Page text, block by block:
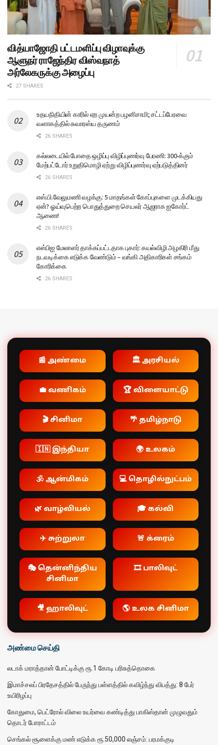
வித்யாஜோதி பட்டமளிப்பு விழாவுக்கு
ஆளுநர் ராஜேந்திர விஸ்வநாத்
அர்லேகருக்கு அழைப்பு
27 SHARES
உதயநிதியின் காரில் ஏற முயன்ற பழனிசாமி; சட்டப்பேரவை
வளாகத்தில் சுவாரஸ்ய தருணம்
26 SHARES
கல்லடையில் போதை ஒழிப்பு விழிப்புணர்வு பேரணி: 300-க்கும்
மேற்பட்டோர் உறுதிமொழி ஏற்று விழிப்புணர்வு ஏற்படுத்தினர்
26 SHARES
எஸ்.பி.வேலுமணி வழக்கு: 5 மாதங்கள் கோப்புகளை முடக்கியது
ஏன்? ஓய்வுபெற்ற பொதுத்துறை செயலர் ஆஜராக ஐகோர்ட்
ஆணை!
26 SHARES
எஸ்பிஐ மேலாளர் தாக்கப்பட்டதாக புகார்: கயல்விழி அழகிரி மீது
நடவடிக்கை எடுக்க வேண்டும் – வங்கி அதிகாரிகள் சங்கம்
கோரிக்கை
26 SHARES
📰 அண்மை 🏛️ அரசியல்
💼 வணிகம் 🏆 விளையாட்டு
🎬 சினிமா 🌴 தமிழ்நாடு
🇮🇳 இந்தியா 🌍 உலகம்
🕉️ ஆன்மிகம் 💻 தொழில்நுட்பம்
🌿 வாழ்வியல் 🎓 கல்வி
✈️ சுற்றுலா 🚨 க்ரைம்
🎭 தென்னிந்திய
சினிமா
🎞️ பாலிவுட்
🎥 ஹாலிவுட் 🌎 உலக சினிமா
அண்மை செய்தி
லடாக் மராத்தான் போட்டிக்கு ரூ.1 கோடி பரிசுத்தொகை
இமாச்சலப் பிரதேசத்தில் பேருந்து பள்ளத்தில் கவிழ்ந்து விபத்து: 8 பேர்
உயிரிழப்பு
கோதுமை, பெட்ரோல் விலை உயர்வை கண்டித்து பாகிஸ்தான் முழுவதும்
தொடர் போராட்டம்
செங்கல் சூளைக்கு மண் எடுக்க ரூ.50,000 லஞ்சம்: பரமக்குடி